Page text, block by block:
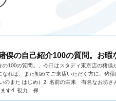
俣の自己紹介100の質問。お暇
100の質問」、今日はスタディ東京店の猪
れば、また初めてご来店いただく方に、猪
のまた はじめ）2. 名前の由来 有名なお坊
す4. 視力 裸...